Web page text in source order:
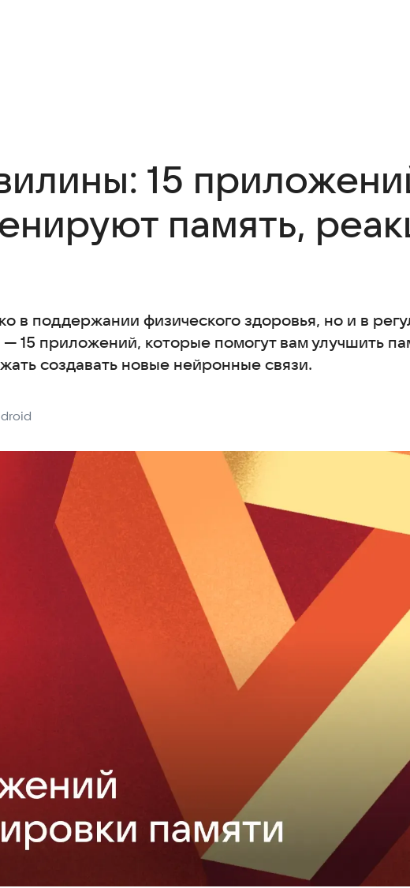
15
память,
в поддержании физического здоровья, но и в
15 приложений, которые помогут вам улучшить
создавать новые нейронные связи.